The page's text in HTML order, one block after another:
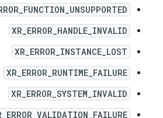
XR_ERROR_HANDLE_INVALID
XR_ERROR_INSTANCE_LOST
XR_ERROR_RUNTIME_FAILURE
XR_ERROR_SYSTEM_INVALID